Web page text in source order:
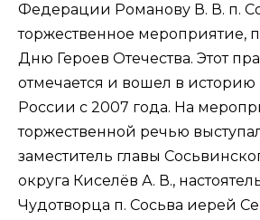
Федерации Романову В. В. п.
торжественное мероприятие,
Дню Героев Отечества. Этот
отмечается и вошел в историю
России с 2007 года. На
торжественной речью
заместитель главы
округа Киселёв А. В.,
Чудотворца п. Сосьва иерей